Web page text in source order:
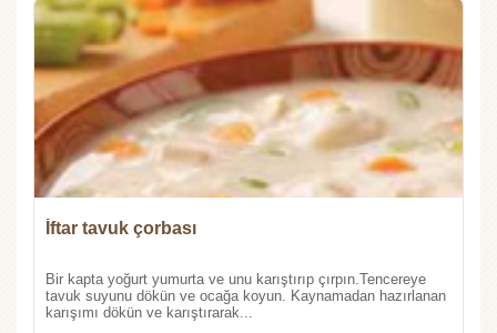
İftar tavuk çorbası
Bir kapta yoğurt yumurta ve unu karıştırıp çırpın.Tencereye
tavuk suyunu dökün ve ocağa koyun. Kaynamadan hazırlanan
karışımı dökün ve karıştırarak...